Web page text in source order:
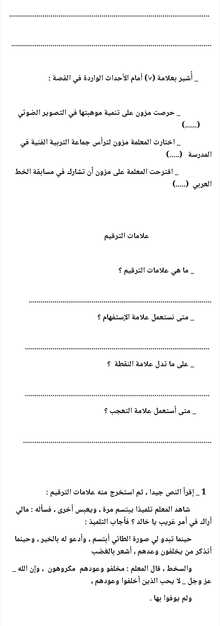
......................................................................................................
......................................................................................................
_ أُشير بعلامة (√) أمام الأحداث الواردة في القصة :
_ حرصت مزون على تنمية موهبتها في التصوير الضوئي
(......)
_ اختارت المعلمة مزون لترأس جماعة التربية الفنية في
المدرسة (.....)
_ اقترحت المعلمة على مزون أن تشارك في مسابقة الخط
العربي (.....)
علامات الترقيم
_ ما هي علامات الترقيم ؟
.............................................................................................
_ متى نستعمل علامة الإستفهام ؟
..............................................................................................
_ على ما تدل علامة النقطة ؟
..............................................................................................
_ متى أستعمل علامة التعجب ؟
................................................................................................
شاهد المعلم تلميذا يبتسم مرة ، ويعبس أخرى ، فسأله : مالي
أراك في أمر غريب يا خالد ؟ فأجاب التلميذ :
حينما تبدو لي صورة الطائي أبتسم ، وأدعو له بالخير ، وحينما
أتذكر من يخلفون وعدهم ، أشعر بالغضب
والسخط ، قال المعلم : مخلفو وعودهم مكروهون ، وإن الله _
عز وجل _ لا يحب الذين أخلفوا وعودهم ،
ولم يوفوا بها .